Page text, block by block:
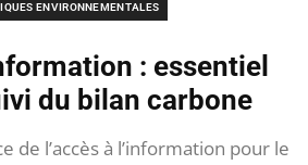
ENVIRONNEMENTALES
: essentiel
du bilan carbone
de l’accès à l’information pour le